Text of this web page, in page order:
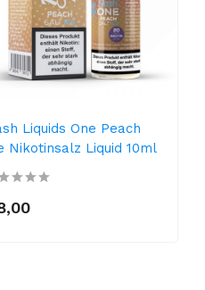
Liquids One Peach
Nikotinsalz Liquid 10ml